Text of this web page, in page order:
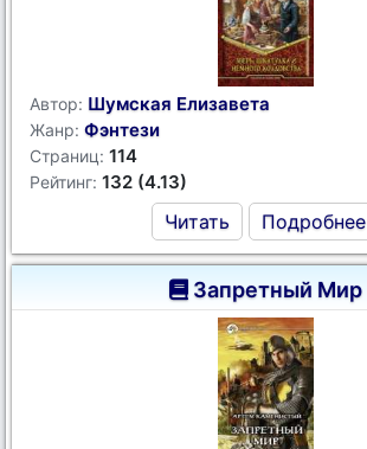
Автор: Шумская Елизавета
Жанр: Фэнтези
Страниц: 114
Рейтинг: 132 (4.13)
Читать Подробнее
Запретный Мир